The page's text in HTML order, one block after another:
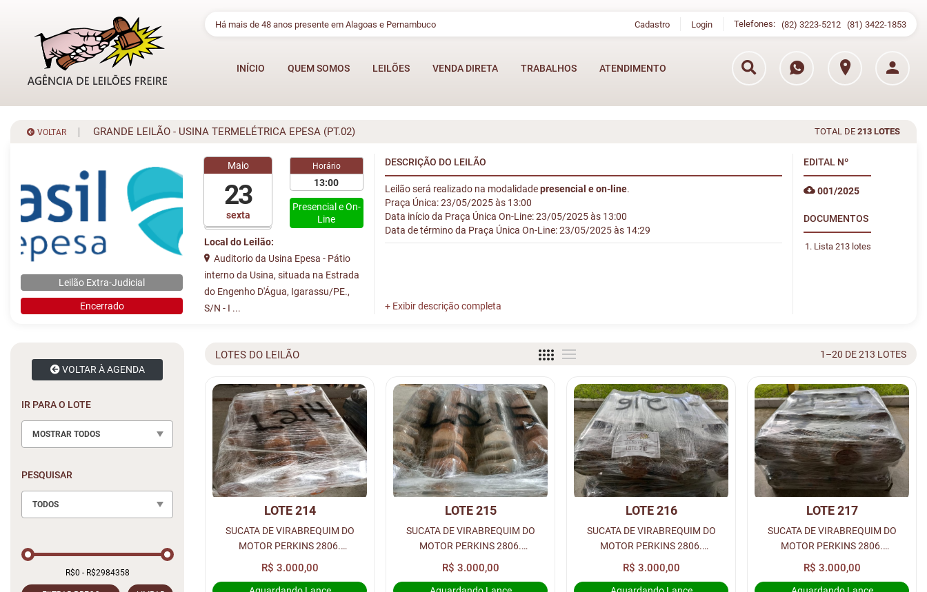
Há mais de 48 anos presente em Alagoas e Pernambuco Cadastro Login Telefones: (82) 3223-5212 (81) 3422-1853
INÍCIO QUEM SOMOS LEILÕES VENDA DIRETA TRABALHOS ATENDIMENTO
VOLTAR GRANDE LEILÃO - USINA TERMELÉTRICA EPESA (PT.02) TOTAL DE 213 LOTES
Leilão Extra-Judicial
Encerrado
sexta
Maio
23
Horário
13:00
Presencial e On-
Line
Local do Leilão:
Auditorio da Usina Epesa - Pátio
interno da Usina, situada na Estrada
do Engenho D'Água, Igarassu/PE.,
S/N - I ...
DESCRIÇÃO DO LEILÃO
Leilão será realizado na modalidadepresencial e on-line.
Praça Única: 23/05/2025 às 13:00
Data início da Praça Única On-Line: 23/05/2025 às 13:00
Data de término da Praça Única On-Line: 23/05/2025 às 14:29
EDITAL Nº
001/2025
DOCUMENTOS
Lista 213 lotes
VOLTAR À AGENDA
IR PARA O LOTE
MOSTRAR TODOS
PESQUISAR
TODOS
LOTES DO LEILÃO 1–20 DE 213 LOTES
LOTE 214
SUCATA DE VIRABREQUIM DO
MOTOR PERKINS 2806.
(QUANTIDADE: 8 UNIDADES) - LOC.
R$ 3.000,00
LOTE 215
SUCATA DE VIRABREQUIM DO
MOTOR PERKINS 2806.
(QUANTIDADE: 8 UNIDADES) - LOC.
R$ 3.000,00
LOTE 216
SUCATA DE VIRABREQUIM DO
MOTOR PERKINS 2806.
(QUANTIDADE: 8 UNIDADES) - LOC.
R$ 3.000,00
LOTE 217
SUCATA DE VIRABREQUIM DO
MOTOR PERKINS 2806.
(QUANTIDADE: 8 UNIDADES) - LOC.
R$ 3.000,00